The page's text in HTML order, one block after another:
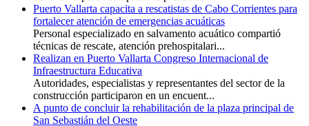
Puerto Vallarta capacita a rescatistas de Cabo Corrientes para
fortalecer atención de emergencias acuáticas
Personal especializado en salvamento acuático compartió
técnicas de rescate, atención prehospitalari...
Realizan en Puerto Vallarta Congreso Internacional de
Infraestructura Educativa
Autoridades, especialistas y representantes del sector de la
construcción participaron en un encuent...
A punto de concluir la rehabilitación de la plaza principal de
San Sebastián del Oeste